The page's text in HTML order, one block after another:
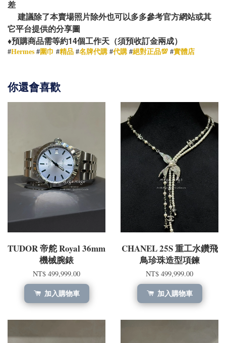
差
建議除了本賣場照片除外也可以多多參考官方網站或其
它平台提供的分享圖
♦️預購商品需等約14個工作天（須預收訂金兩成）
#Hermes #圍巾 #精品 #名牌代購 #代購 #絕對正品💯 #實體店
你還會喜歡
TUDOR 帝舵 Royal 36mm
機械腕錶
NT$ 499,999.00
加入購物車
CHANEL 25S 重工水鑽飛
鳥珍珠造型項鍊
NT$ 499,999.00
加入購物車